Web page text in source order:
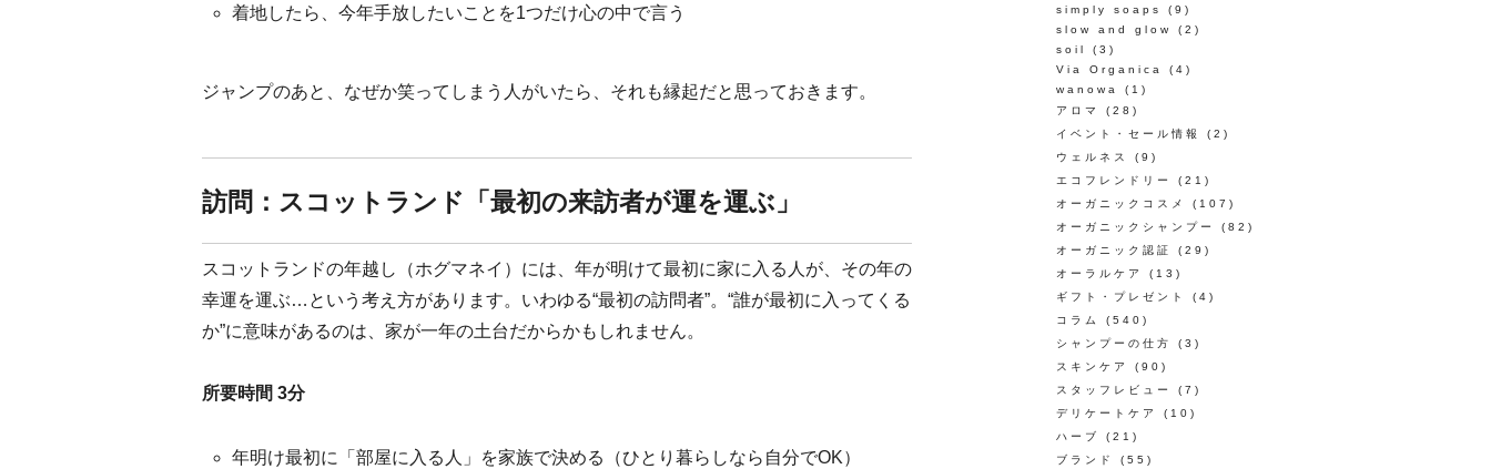
着地したら、今年手放したいことを1つだけ心の中で言う
ジャンプのあと、なぜか笑ってしまう人がいたら、それも縁起だと思っておきます。
訪問：スコットランド「最初の来訪者が運を運ぶ」
スコットランドの年越し（ホグマネイ）には、年が明けて最初に家に入る人が、その年の
幸運を運ぶ…という考え方があります。いわゆる“最初の訪問者”。“誰が最初に入ってくる
か”に意味があるのは、家が一年の土台だからかもしれません。
所要時間 3分
年明け最初に「部屋に入る人」を家族で決める（ひとり暮らしなら自分でOK）
simply soaps
(9)
slow and glow
(2)
soil
(3)
Via Organica
(4)
wanowa
(1)
アロマ
(28)
イベント・セール情報
(2)
ウェルネス
(9)
エコフレンドリー
(21)
オーガニックコスメ
(107)
オーガニックシャンプー
(82)
オーガニック認証
(29)
オーラルケア
(13)
ギフト・プレゼント
(4)
コラム
(540)
シャンプーの仕方
(3)
スキンケア
(90)
スタッフレビュー
(7)
デリケートケア
(10)
ハーブ
(21)
ブランド
(55)